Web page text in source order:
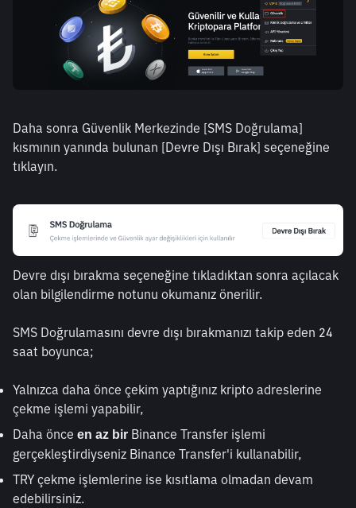
Daha sonra Güvenlik Merkezinde [SMS Doğrulama]
kısmının yanında bulunan [Devre Dışı Bırak] seçeneğine
tıklayın.
Devre dışı bırakma seçeneğine tıkladıktan sonra açılacak
olan bilgilendirme notunu okumanız önerilir.
SMS Doğrulamasını devre dışı bırakmanızı takip eden 24
saat boyunca;
Yalnızca daha önce çekim yaptığınız kripto adreslerine
çekme işlemi yapabilir,
Daha önce en az bir Binance Transfer işlemi
gerçekleştirdiyseniz Binance Transfer'i kullanabilir,
TRY çekme işlemlerine ise kısıtlama olmadan devam
edebilirsiniz.